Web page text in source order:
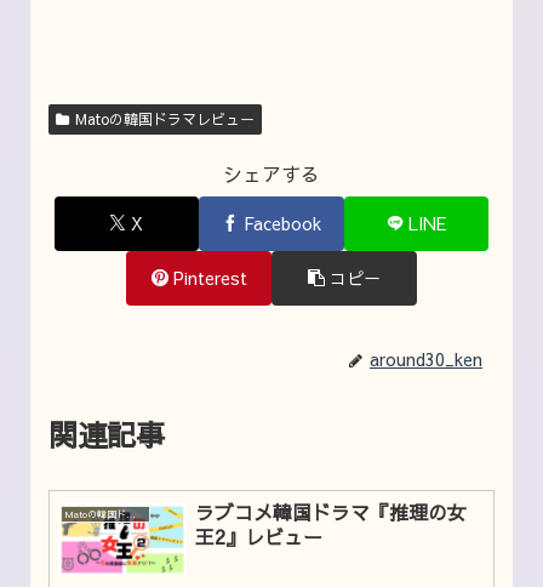
Matoの韓国ドラマレビュー
シェアする
X Facebook LINE
Pinterest コピー
around30_ken
関連記事
Matoの韓国ドラマレビュー
ラブコメ韓国ドラマ『推理の女
王2』レビュー